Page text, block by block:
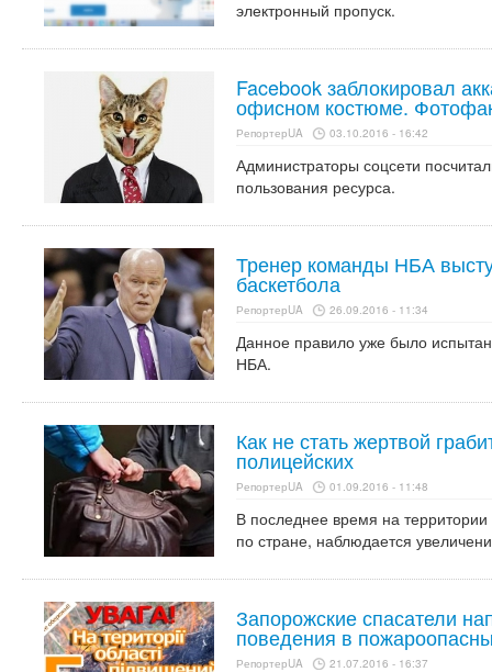
электронный пропуск.
Facebook заблокировал
офисном костюме.
РепортерUA 03.10.2016 - 16:42
Администраторы соцсети
пользования ресурса.
Тренер команды НБА
баскетбола
РепортерUA 26.09.2016 - 11:34
Данное правило уже было
НБА.
Как не стать жертвой
полицейских
РепортерUA 01.09.2016 - 11:48
В последнее время на
по стране, наблюдается
Запорожские спасатели
поведения в
РепортерUA 21.07.2016 - 16:37